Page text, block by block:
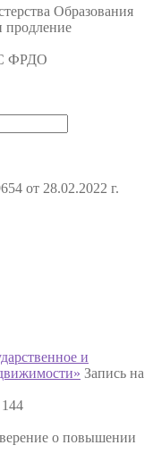
Образования
продление
ФРДО
от 28.02.2022 г.
и
Запись на
о повышении